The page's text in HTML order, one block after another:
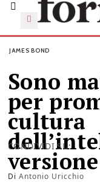
JAMES BOND
Sono
per
cultura
Di Antonio Uricchio
CONDIVIDI SU: